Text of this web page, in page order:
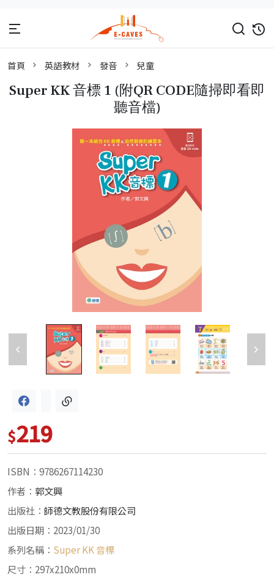
首頁 英語教材 發音 兒童
Super KK 音標 1 (附QR CODE隨掃即看即
聽音檔)
$219
ISBN：9786267114230
作者： 郭文興
出版社： 師德文教股份有限公司
出版日期：2023/01/30
系列名稱： Super KK 音標
尺寸：297x210x0mm